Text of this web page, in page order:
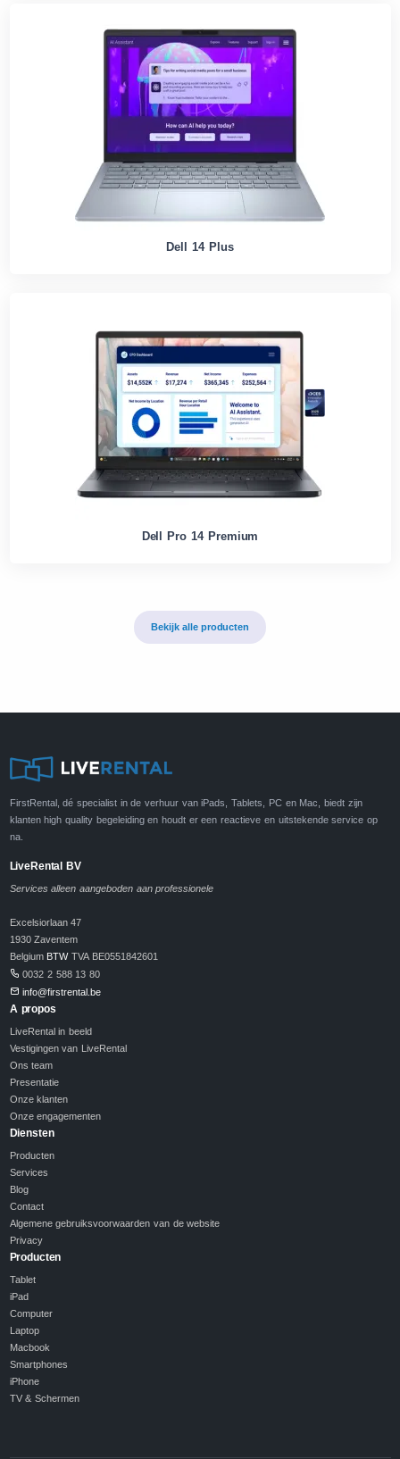
Dell 14 Plus
Dell Pro 14 Premium
Bekijk alle producten
FirstRental, dé specialist in de verhuur van iPads, Tablets, PC en Mac, biedt zijn
klanten high quality begeleiding en houdt er een reactieve en uitstekende service op
na.
LiveRental BV
Services alleen aangeboden aan professionele
Excelsiorlaan 47
1930 Zaventem
Belgium BTWTVA BE0551842601
0032 2 588 13 80
info@firstrental.be
A propos
LiveRental in beeld
Vestigingen van LiveRental
Ons team
Presentatie
Onze klanten
Onze engagementen
Diensten
Producten
Services
Blog
Contact
Algemene gebruiksvoorwaarden van de website
Privacy
Producten
Tablet
iPad
Computer
Laptop
Macbook
Smartphones
iPhone
TV & Schermen